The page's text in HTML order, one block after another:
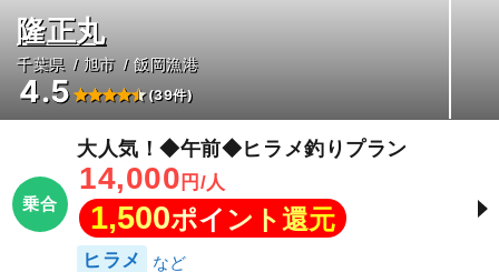
隆正丸
千葉県 旭市 飯岡漁港
4.5 (39件)
乗合
大人気！◆午前◆ヒラメ釣りプラン
14,000 円/人
1,500ポイント還元
ヒラメ